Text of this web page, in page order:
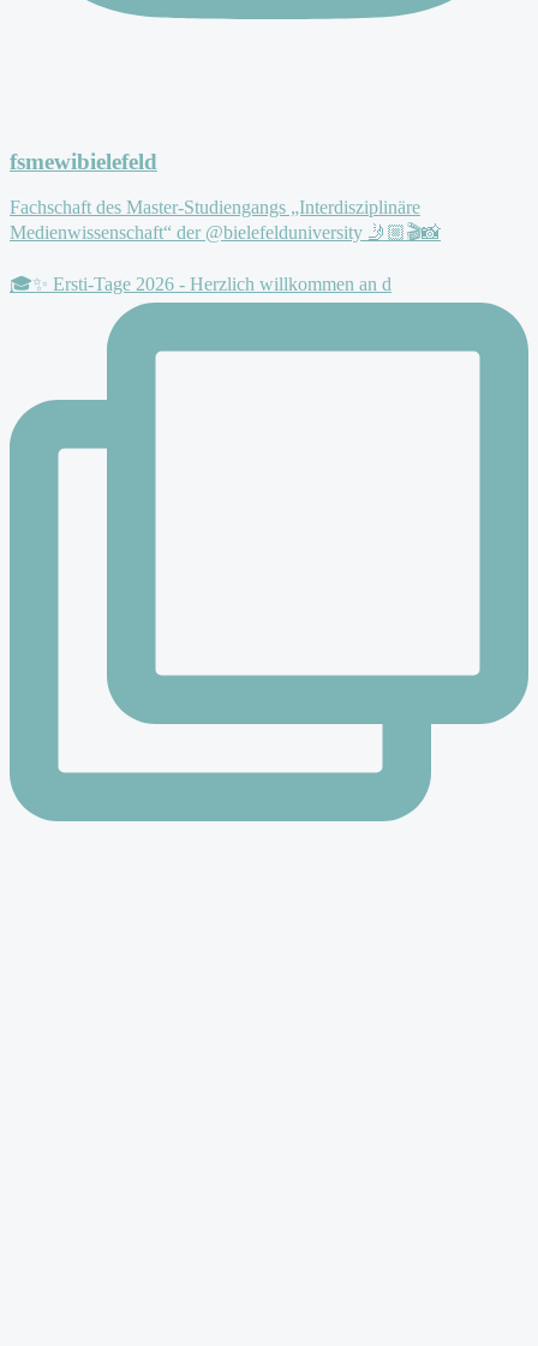
fsmewibielefeld
Fachschaft des Master-Studiengangs „Interdisziplinäre
Medienwissenschaft“ der @bielefelduniversity 🤳🏼🎬📸
🎓✨ Ersti-Tage 2026 - Herzlich willkommen an d